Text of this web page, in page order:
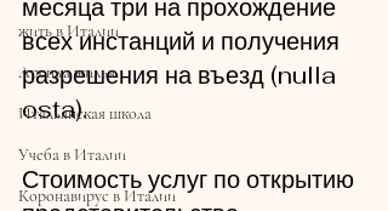
жить в Италии
Аренда жилья
Итальянская школа
Учеба в Италии
Коронавирус в Италии
месяца три на прохождение
всех инстанций и получения
разрешения на въезд (nulla
osta).
Стоимость услуг по открытию